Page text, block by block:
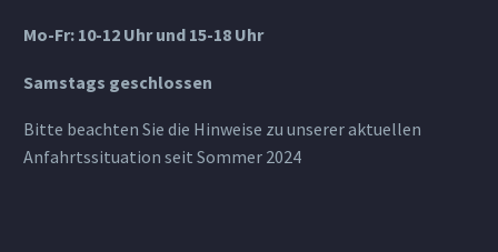
Mo-Fr: 10-12 Uhr und 15-18 Uhr
Samstags geschlossen
Bitte beachten Sie die Hinweise zu unserer aktuellen
Anfahrtssituation seit Sommer 2024